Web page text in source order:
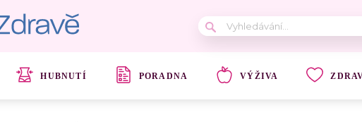
HUBNUTÍ PORADNA VÝŽIVA